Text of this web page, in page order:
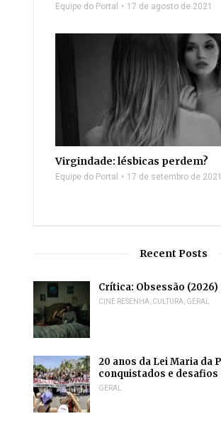
Equipe do Portal 17 de agosto de 2021
Virgindade: lésbicas perdem?
Equipe do Portal 17 de setembro de 2021
Recent Posts
Crítica: Obsessão (2026)
CINE RESENHA, CULTURA, GERAL
20 anos da Lei Maria da
conquistados e
GERAL